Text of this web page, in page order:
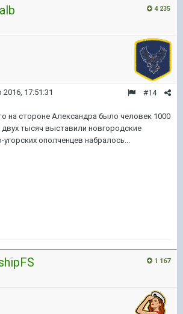
4 235
#14
2016, 17:51:31
на стороне Александра было человек 1000
тысяч выставили новгородские
угорских ополченцев набралось...
1 167